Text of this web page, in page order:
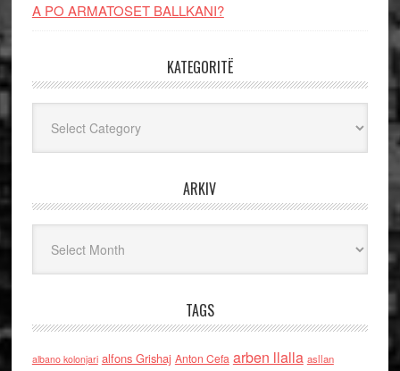
A PO ARMATOSET BALLKANI?
KATEGORITË
ARKIV
TAGS
albano kolonjari alfons Grishaj Anton Cefa arben llalla asllan